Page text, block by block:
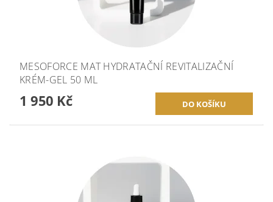
MESOFORCE MAT HYDRATAČNÍ REVITALIZAČNÍ
KRÉM-GEL 50 ML
1 950 Kč